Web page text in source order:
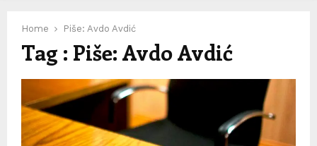
Home Piše: Avdo Avdić
Tag : Piše: Avdo Avdić